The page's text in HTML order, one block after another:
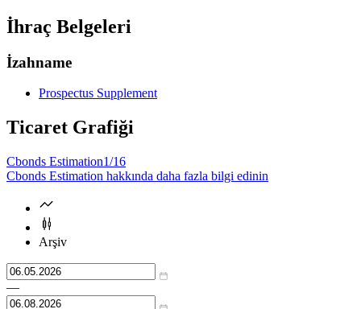
İhraç Belgeleri
İzahname
Prospectus Supplement
Ticaret Grafiği
Cbonds Estimation1/16
Cbonds Estimation hakkında daha fazla bilgi edinin
Arşiv
—